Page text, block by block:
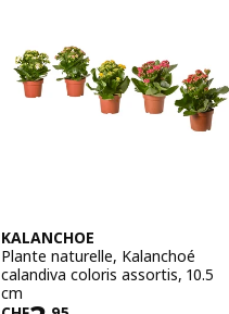
KALANCHOE
Plante naturelle, Kalanchoé
calandiva coloris assortis, 10.5
cm